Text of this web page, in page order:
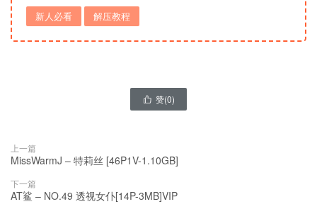
新人必看 解压教程
 赞(0)
上一篇
MissWarmJ – 特莉丝 [46P1V-1.10GB]
下一篇
AT鲨 – NO.49 透视女仆[14P-3MB]VIP